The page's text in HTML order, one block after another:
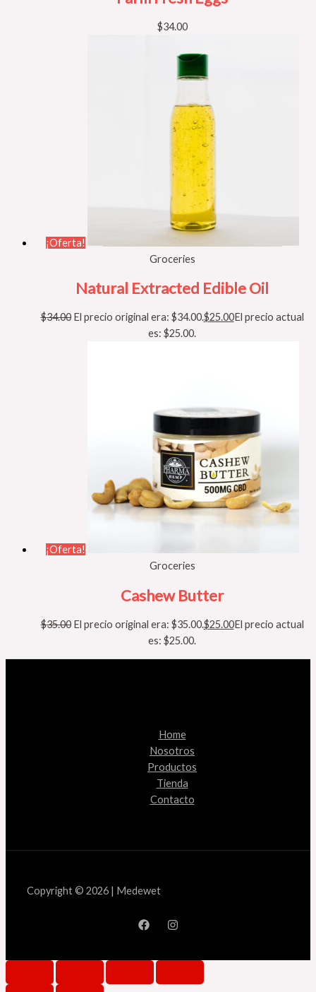
$34.00
¡Oferta!
Groceries
Natural Extracted Edible Oil
$34.00 El precio original era: $34.00.$25.00El precio actual
es: $25.00.
¡Oferta!
Groceries
Cashew Butter
$35.00 El precio original era: $35.00.$25.00El precio actual
es: $25.00.
Home
Nosotros
Productos
Tienda
Contacto
Copyright © 2026 | Medewet